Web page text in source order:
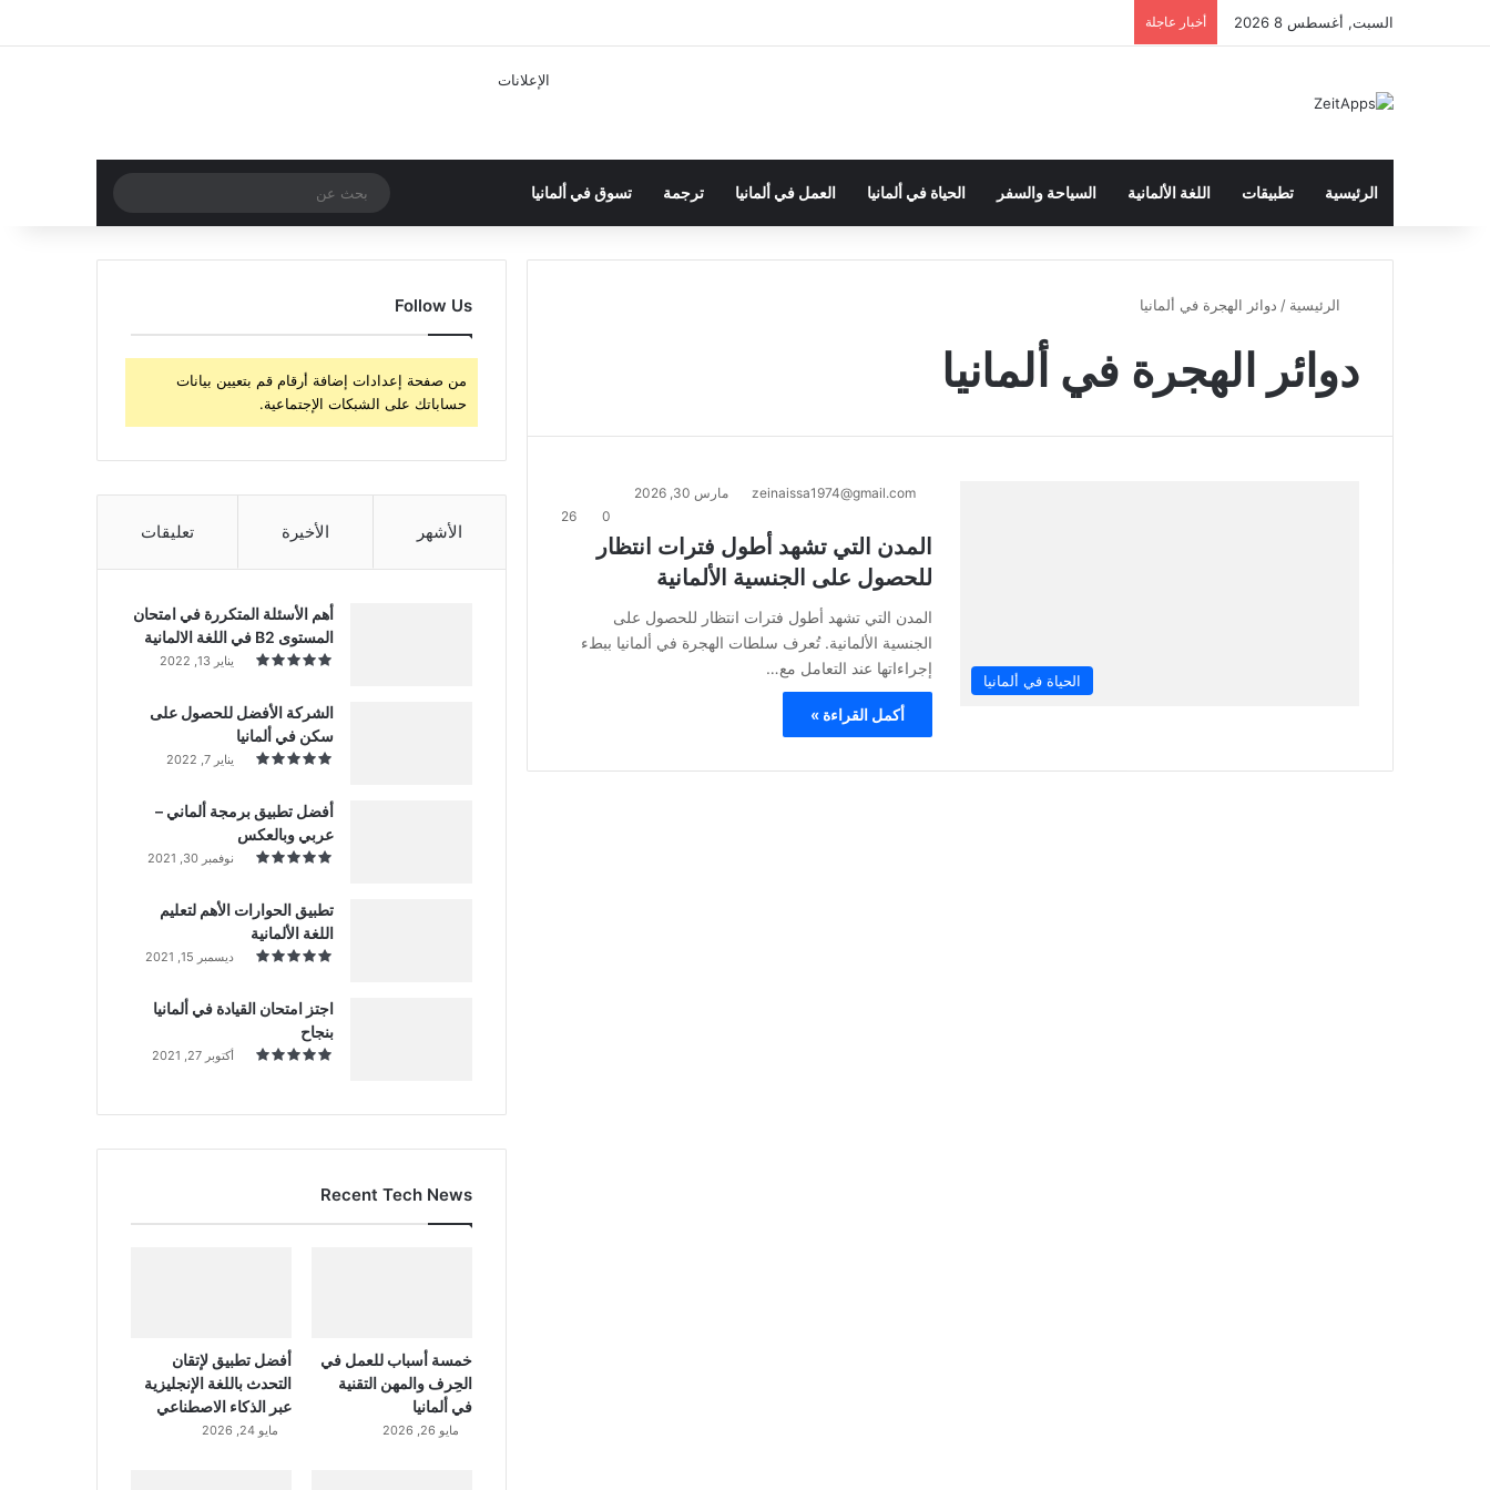
السبت, أغسطس 8 2026 أخبار عاجلة
الإعلانات
الرئيسية تطبيقات اللغة الألمانية السياحة والسفر الحياة في ألمانيا العمل في ألمانيا ترجمة تسوق في ألمانيا مقال عشوائي
عن
الرئيسية / دوائر الهجرة في ألمانيا
دوائر الهجرة في ألمانيا
الحياة في ألمانيا
zeinaissa1974@gmail.com
مارس 30, 2026
0
26
المدن التي تشهد أطول فترات انتظار
للحصول على الجنسية الألمانية
المدن التي تشهد أطول فترات انتظار للحصول على
الجنسية الألمانية. تُعرف سلطات الهجرة في ألمانيا ببطء
إجراءاتها عند التعامل مع…
أكمل القراءة »
Follow Us
من صفحة إعدادات إضافة أرقام قم بتعيين بيانات
حساباتك على الشبكات الإجتماعية.
الأشهر الأخيرة تعليقات
أهم الأسئلة المتكررة في امتحان
المستوى B2 في اللغة الالمانية
يناير 13, 2022
الشركة الأفضل للحصول على
سكن في ألمانيا
يناير 7, 2022
أفضل تطبيق برمجة ألماني –
عربي وبالعكس
نوفمبر 30, 2021
تطبيق الحوارات الأهم لتعليم
اللغة الألمانية
ديسمبر 15, 2021
اجتز امتحان القيادة في ألمانيا
بنجاح
أكتوبر 27, 2021
Recent Tech News
خمسة أسباب للعمل في
الحِرف والمهن التقنية
في ألمانيا
مايو 26, 2026
أفضل تطبيق لإتقان
التحدث باللغة الإنجليزية
عبر الذكاء الاصطناعي
مايو 24, 2026